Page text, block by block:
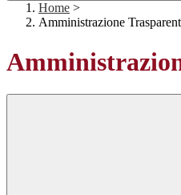
Home >
Amministrazione